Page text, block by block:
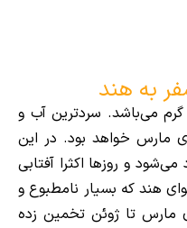
به هند
می‌باشد. سردترین آب ‌و
مارس خواهد بود. در این
و روزها اکثرا آفتابی
هند که بسیار نامطبوع و
مارس تا ژوئن تخمین زده